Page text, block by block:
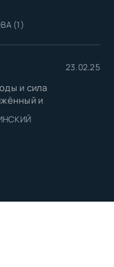
(1)
23.02.25
и сила
и